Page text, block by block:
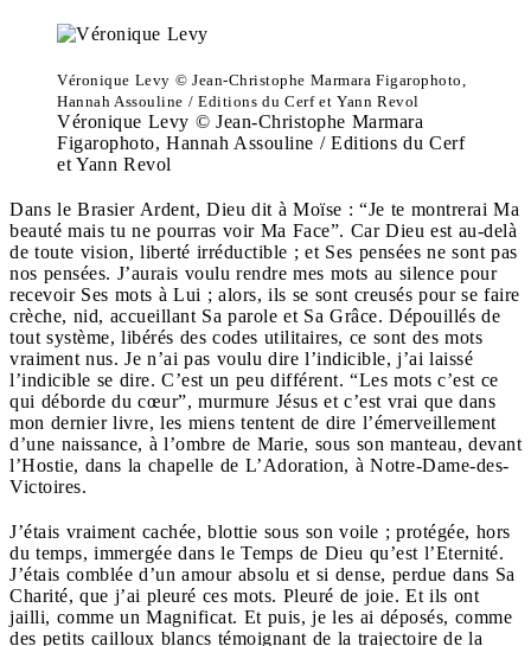
Véronique Levy © Jean-Christophe Marmara Figarophoto,
Hannah Assouline / Editions du Cerf et Yann Revol
Véronique Levy © Jean-Christophe Marmara
Figarophoto, Hannah Assouline / Editions du Cerf
et Yann Revol
Dans le Brasier Ardent, Dieu dit à Moïse : “Je te montrerai Ma
beauté mais tu ne pourras voir Ma Face”. Car Dieu est au-delà
de toute vision, liberté irréductible ; et Ses pensées ne sont pas
nos pensées. J’aurais voulu rendre mes mots au silence pour
recevoir Ses mots à Lui ; alors, ils se sont creusés pour se faire
crèche, nid, accueillant Sa parole et Sa Grâce. Dépouillés de
tout système, libérés des codes utilitaires, ce sont des mots
vraiment nus. Je n’ai pas voulu dire l’indicible, j’ai laissé
l’indicible se dire. C’est un peu différent. “Les mots c’est ce
qui déborde du cœur”, murmure Jésus et c’est vrai que dans
mon dernier livre, les miens tentent de dire l’émerveillement
d’une naissance, à l’ombre de Marie, sous son manteau, devant
l’Hostie, dans la chapelle de L’Adoration, à Notre-Dame-des-
Victoires.
J’étais vraiment cachée, blottie sous son voile ; protégée, hors
du temps, immergée dans le Temps de Dieu qu’est l’Eternité.
J’étais comblée d’un amour absolu et si dense, perdue dans Sa
Charité, que j’ai pleuré ces mots. Pleuré de joie. Et ils ont
jailli, comme un Magnificat. Et puis, je les ai déposés, comme
des petits cailloux blancs témoignant de la trajectoire de la